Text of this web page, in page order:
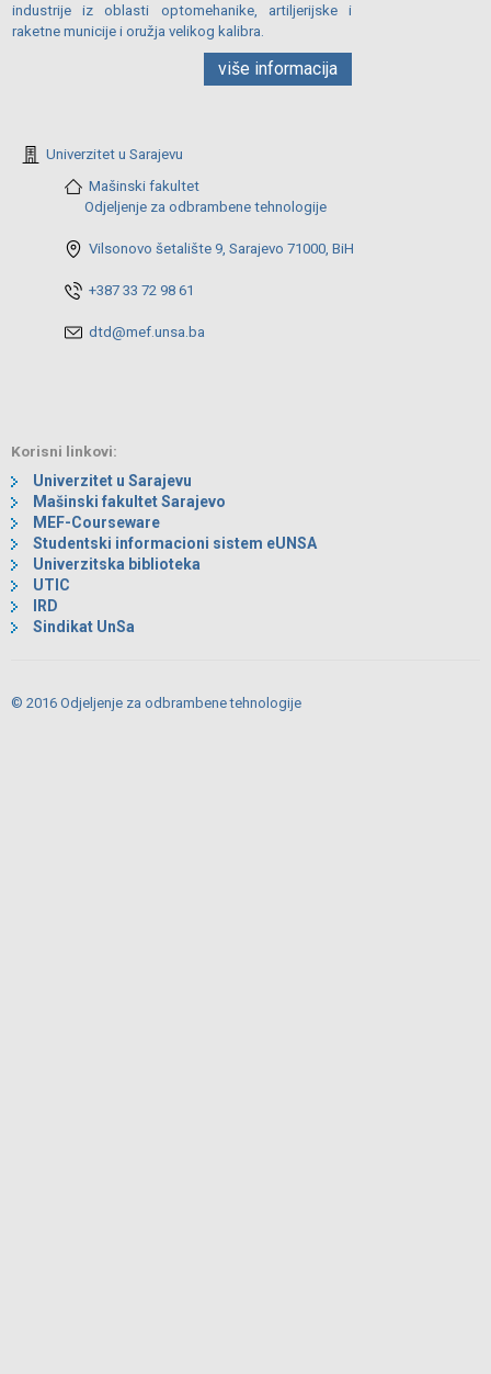
industrije iz oblasti optomehanike, artiljerijske i
raketne municije i oružja velikog kalibra.
više informacija
Univerzitet u Sarajevu
Mašinski fakultet
Odjeljenje za odbrambene tehnologije
Vilsonovo šetalište 9, Sarajevo 71000, BiH
+387 33 72 98 61
dtd@mef.unsa.ba
Korisni linkovi:
Univerzitet u Sarajevu
Mašinski fakultet Sarajevo
MEF-Courseware
Studentski informacioni sistem eUNSA
Univerzitska biblioteka
UTIC
IRD
Sindikat UnSa
© 2016 Odjeljenje za odbrambene tehnologije